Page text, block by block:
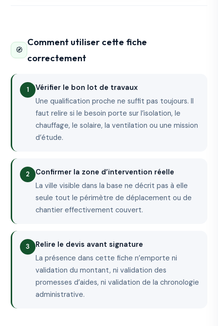
🧭
Comment utiliser cette fiche
correctement
Vérifier le bon lot de travaux
Une qualification proche ne suffit pas toujours. Il
faut relire si le besoin porte sur l’isolation, le
chauffage, le solaire, la ventilation ou une mission
d’étude.
Confirmer la zone d’intervention réelle
La ville visible dans la base ne décrit pas à elle
seule tout le périmètre de déplacement ou de
chantier effectivement couvert.
Relire le devis avant signature
La présence dans cette fiche n’emporte ni
validation du montant, ni validation des
promesses d’aides, ni validation de la chronologie
administrative.